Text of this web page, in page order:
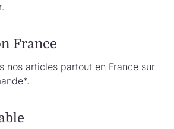
France
nos articles partout en France sur